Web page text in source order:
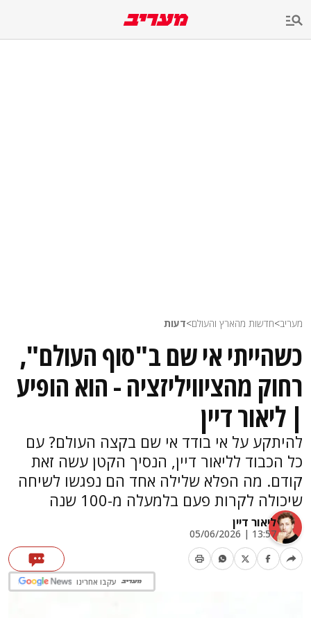
מעריב>חדשות מהארץ והעולם>דעות
כשהייתי אי שם ב"סוף העולם",
רחוק מהציוויליזציה - הוא הופיע
| ליאור דיין
להיתקע על אי בודד אי שם בקצה העולם? עם
כל הכבוד לליאור דיין, הנסיך הקטן עשה זאת
קודם. מה הפלא שלילה אחד הם נפגשו לשיחה
שיכולה לקרות פעם בלמעלה מ-100 שנה
ליאור דיין
13:57 | 05/06/2026
עקבו אחרינו